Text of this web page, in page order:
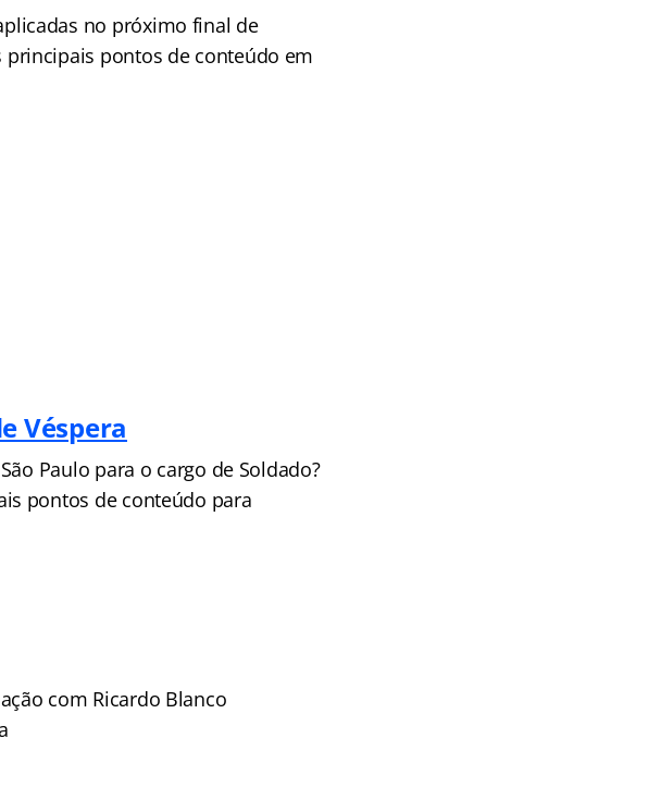
no próximo final de
pontos de conteúdo em
Véspera
Paulo para o cargo de Soldado?
pontos de conteúdo para
com Ricardo Blanco